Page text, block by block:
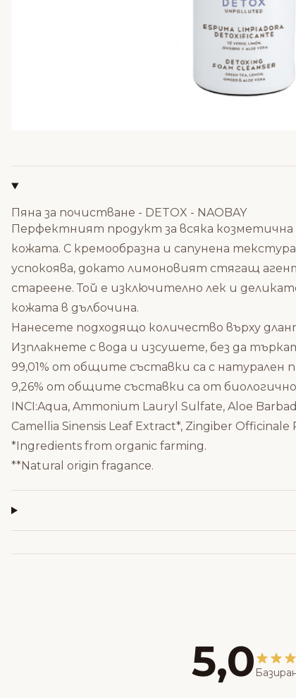
Пяна за почистване - DETOX - NAOBAY
Перфектният продукт за всяка козметична
кожата. С кремообразна и сапунена
успокоява, докато лимоновият стягащ
стареене. Той е изключително лек и
кожата в дълбочина.
Нанесете подходящо количество върху
Изплакнете с вода и изсушете, без да
99,01% от общите съставки са с натурален
9,26% от общите съставки са от
INCI:Aqua, Ammonium Lauryl Sulfate, Aloe
Camellia Sinensis Leaf Extract*, Zingiber
*Ingredients from organic farming.
**Natural origin fragance.
5,0